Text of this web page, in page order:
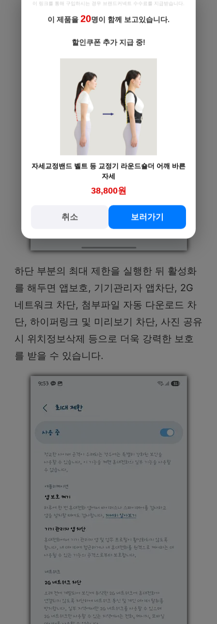
하단 부분의 최대 제한을 실행한 뒤 활성화
를 해두면 앱보호, 기기관리자 앱차단, 2G
네트워크 차단, 첨부파일 자동 다운로드 차
단, 하이퍼링크 및 미리보기 차단, 사진 공유
시 위치정보삭제 등으로 더욱 강력한 보호
를 받을 수 있습니다.
이 링크를 통해 구입하시는 경우 브랜드커넥트 수수료를 지급받습니다.
이 제품을 20명이 함께 보고있습니다.
할인쿠폰 추가 지급 중!
자세교정밴드 벨트 등 교정기 라운드숄더 어깨 바른
자세
38,800원
취소 보러가기